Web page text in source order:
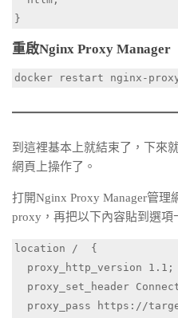
}
重啟Nginx Proxy Manager
docker restart nginx-proxy-
到這裡基本上就結束了，下來
網頁上操作了。
打開Nginx Proxy Manager管
proxy，再把以下內容貼到選項
location /  {